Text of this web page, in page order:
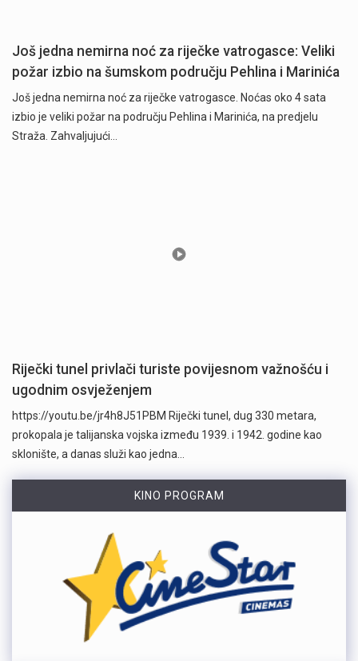
Još jedna nemirna noć za riječke vatrogasce: Veliki
požar izbio na šumskom području Pehlina i Marinića
Još jedna nemirna noć za riječke vatrogasce. Noćas oko 4 sata
izbio je veliki požar na području Pehlina i Marinića, na predjelu
Straža. Zahvaljujući…
Riječki tunel privlači turiste povijesnom važnošću i
ugodnim osvježenjem
https://youtu.be/jr4h8J51PBM Riječki tunel, dug 330 metara,
prokopala je talijanska vojska između 1939. i 1942. godine kao
sklonište, a danas služi kao jedna…
KINO PROGRAM